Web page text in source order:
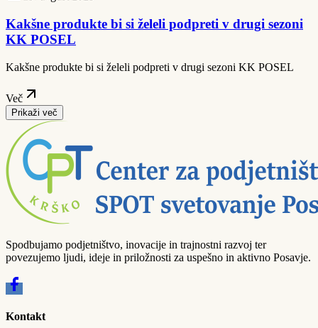
Kakšne produkte bi si želeli podpreti v drugi sezoni
KK POSEL
Kakšne produkte bi si želeli podpreti v drugi sezoni KK POSEL
Več
Prikaži več
Spodbujamo podjetništvo, inovacije in trajnostni razvoj ter
povezujemo ljudi, ideje in priložnosti za uspešno in aktivno Posavje.
Kontakt